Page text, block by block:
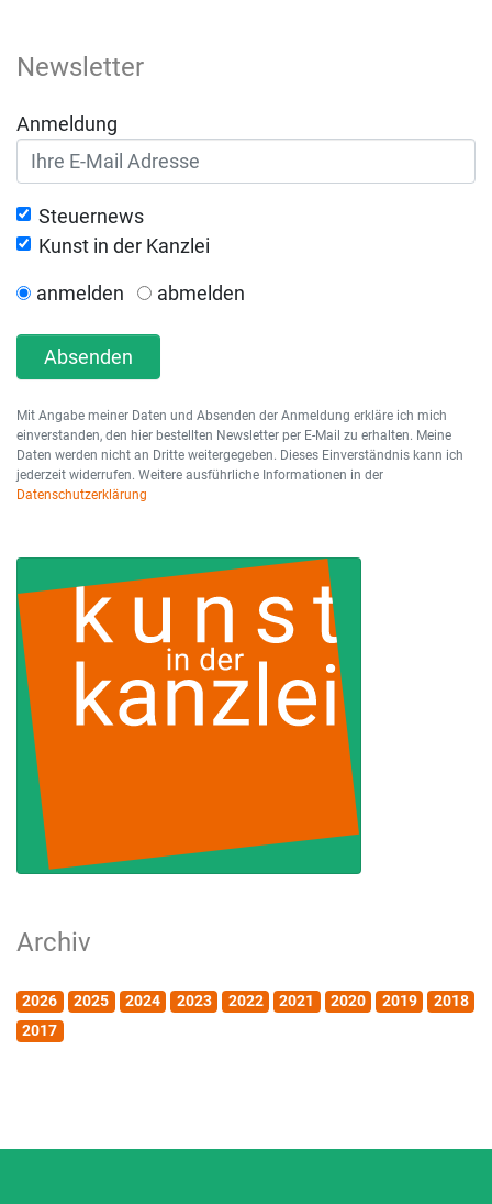
Newsletter
Anmeldung
Steuernews
Kunst in der Kanzlei
anmelden abmelden
Absenden
Mit Angabe meiner Daten und Absenden der Anmeldung erkläre ich mich
einverstanden, den hier bestellten Newsletter per E-Mail zu erhalten. Meine
Daten werden nicht an Dritte weitergegeben. Dieses Einverständnis kann ich
jederzeit widerrufen. Weitere ausführliche Informationen in der
Datenschutzerklärung
Archiv
2026 2025 2024 2023 2022 2021 2020 2019
2018
2017